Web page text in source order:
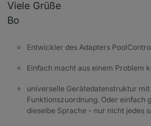
Viele Grüße
Bo
Entwickler des Adapters
Einfach macht aus einem Problem
universelle Gerätedatenstruktur
Funktionszuordnung. Oder einfach
dieselbe Sprache - nur nicht jedes